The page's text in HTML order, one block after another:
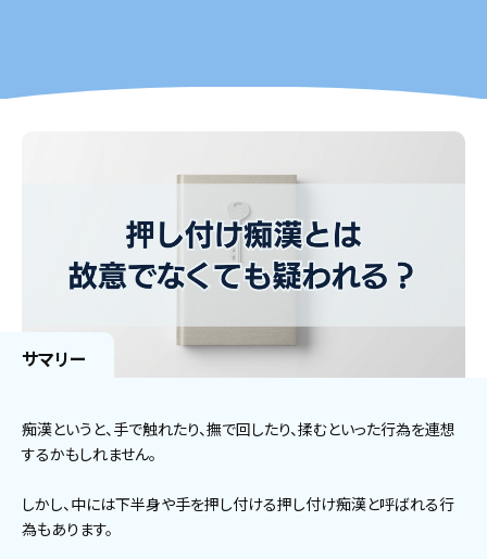
サマリー
痴漢というと、手で触れたり、撫で回したり、揉むといった行為を連想
するかもしれません。
しかし、中には下半身や手を押し付ける押し付け痴漢と呼ばれる行
為もあります。